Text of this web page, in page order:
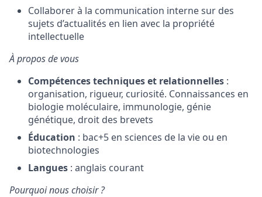
Collaborer à la communication interne sur des
sujets d’actualités en lien avec la propriété
intellectuelle
À propos de vous
Compétences techniques et relationnelles :
organisation, rigueur, curiosité. Connaissances en
biologie moléculaire, immunologie, génie
génétique, droit des brevets
Éducation : bac+5 en sciences de la vie ou en
biotechnologies
Langues : anglais courant
Pourquoi nous choisir ?